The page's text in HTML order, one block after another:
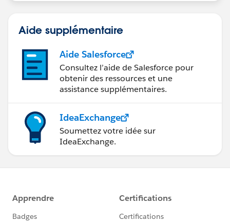
Aide supplémentaire
Aide Salesforce
Consultez l’aide de Salesforce pour
obtenir des ressources et une
assistance supplémentaires.
IdeaExchange
Soumettez votre idée sur
IdeaExchange.